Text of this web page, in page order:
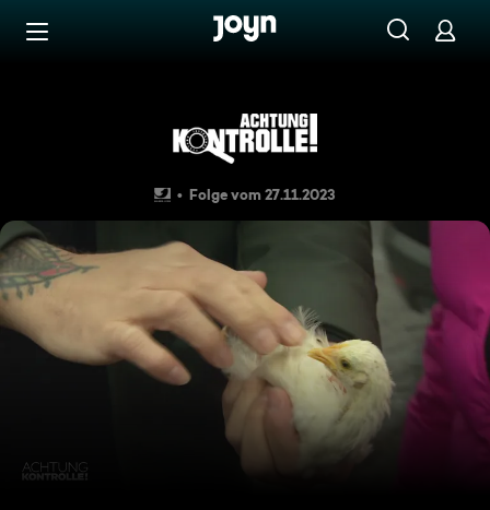
Zum Inhalt springen
Stefan Klippstein - Hühner-
Folge vom 27.11.2023